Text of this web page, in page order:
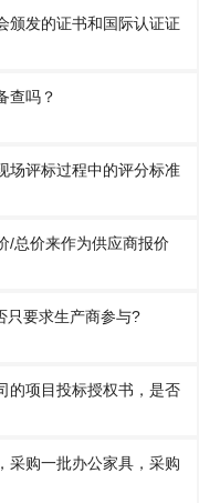
颁发的证书和国际认证证
查吗？
场评标过程中的评分标准
/总价来作为供应商报价
只要求生产商参与?
的项目投标授权书，是否
采购一批办公家具，采购